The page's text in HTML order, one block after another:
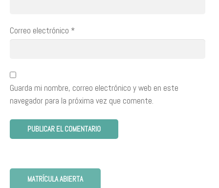
Correo electrónico *
Guarda mi nombre, correo electrónico y web en este
navegador para la próxima vez que comente.
MATRÍCULA ABIERTA